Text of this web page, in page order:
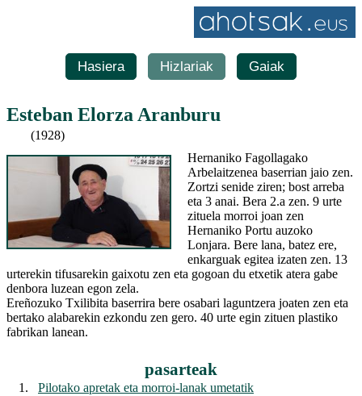
Hasiera Hizlariak Gaiak
Esteban Elorza Aranburu
(1928)
Hernaniko Fagollagako
Arbelaitzenea baserrian jaio zen.
Zortzi senide ziren; bost arreba
eta 3 anai. Bera 2.a zen. 9 urte
zituela morroi joan zen
Hernaniko Portu auzoko
Lonjara. Bere lana, batez ere,
enkarguak egitea izaten zen. 13
urterekin tifusarekin gaixotu zen eta gogoan du etxetik atera gabe
denbora luzean egon zela.
Ereñozuko Txilibita baserrira bere osabari laguntzera joaten zen eta
bertako alabarekin ezkondu zen gero. 40 urte egin zituen plastiko
fabrikan lanean.
pasarteak
1.
Pilotako apretak eta morroi-lanak umetatik